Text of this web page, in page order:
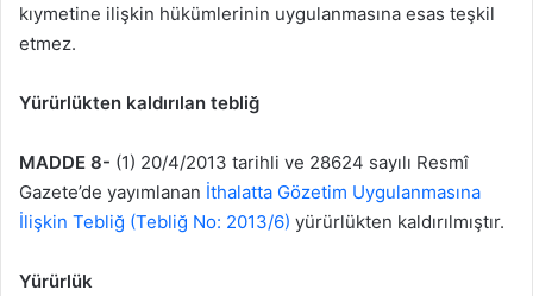
kıymetine ilişkin hükümlerinin uygulanmasına esas teşkil
etmez.
Yürürlükten kaldırılan tebliğ
MADDE 8- (1) 20/4/2013 tarihli ve 28624 sayılı Resmî
Gazete’de yayımlanan İthalatta Gözetim Uygulanmasına
İlişkin Tebliğ (Tebliğ No: 2013/6) yürürlükten kaldırılmıştır.
Yürürlük